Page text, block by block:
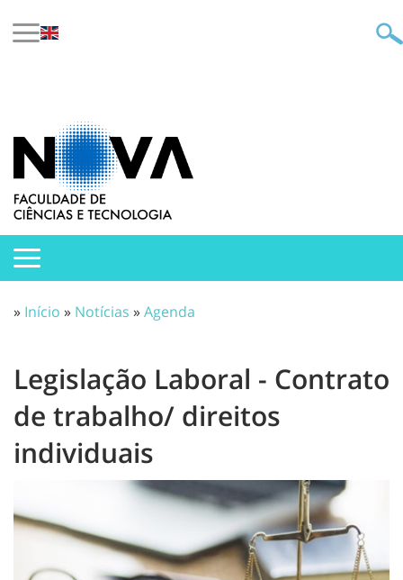
» Início » Notícias »Agenda
Legislação Laboral - Contrato
de trabalho/ direitos
individuais